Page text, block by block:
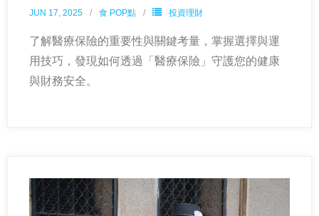
JUN 17, 2025 食 POP點 投資理財
了解醫療保險的重要性與關鍵考量，掌握選擇與運
用技巧，發現如何透過「醫療保險」守護您的健康
與財務安全。